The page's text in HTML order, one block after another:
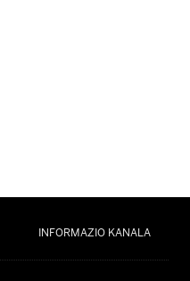
INFORMAZIO KANALA